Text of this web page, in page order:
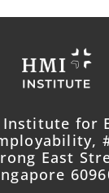
Institute for
East